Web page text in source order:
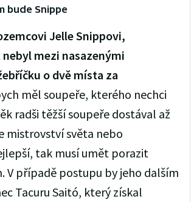
bude Snippe
Jelle Snippovi,
mezi nasazenými
o dvě místa za
měl soupeře, kterého nechci
radši těžší soupeře dostával až
mistrovství světa nebo
tak musí umět porazit
případě postupu by jeho dalším
Tacuru Saitó, který získal